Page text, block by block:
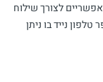
לצורך שילוח
נייד בו ניתן